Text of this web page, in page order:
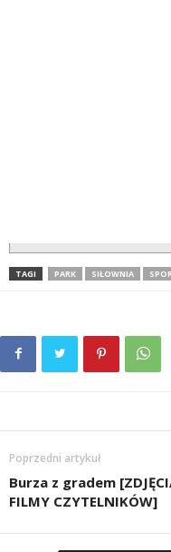
TAGI PARK SIŁOWNIA
Poprzedni artykuł
Burza z gradem
FILMY CZYTELNIKÓW]